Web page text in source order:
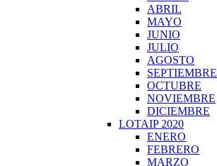
ABRIL
MAYO
JUNIO
JULIO
AGOSTO
SEPTIEMBRE
OCTUBRE
NOVIEMBRE
DICIEMBRE
LOTAIP 2020
ENERO
FEBRERO
MARZO